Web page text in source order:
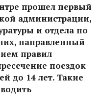
прошел первый
администрации,
и отдела по
направленный
правил
поездок
до 14 лет. Такие